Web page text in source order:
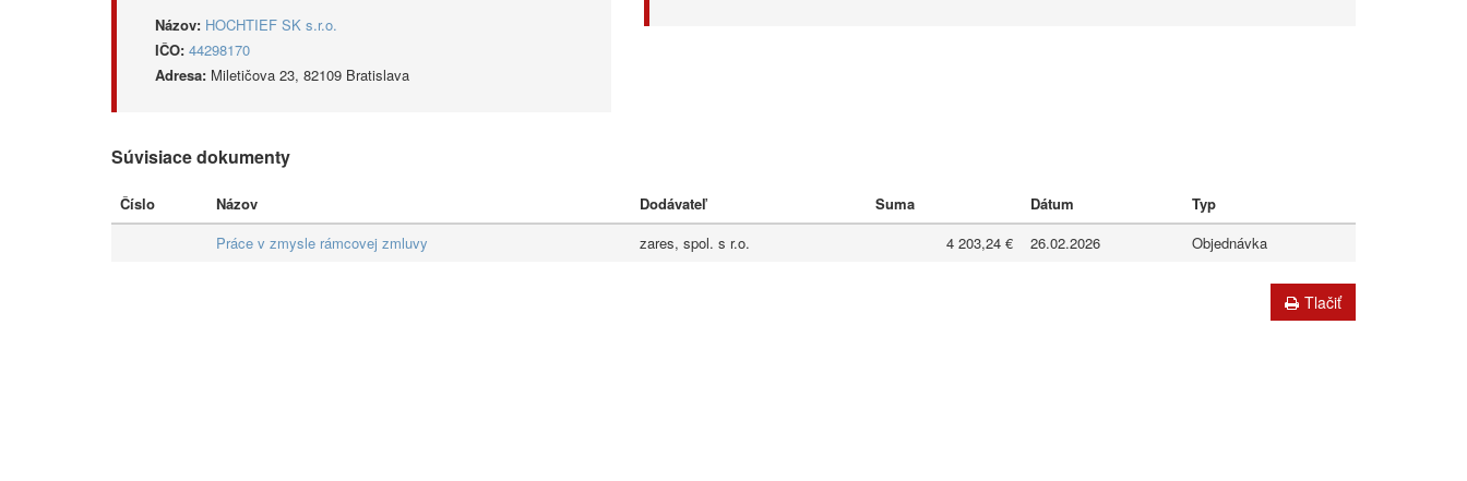
Názov: HOCHTIEF SK s.r.o.
IČO: 44298170
Adresa: Miletičova 23, 82109 Bratislava
Súvisiace dokumenty
Číslo Názov Dodávateľ Suma Dátum
Typ
Práce v zmysle rámcovej zmluvy
zares, spol. s r.o. 4 203,24 € 26.02.2026 Objednávka
Tlačiť